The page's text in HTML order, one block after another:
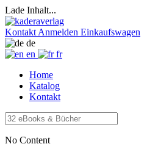
Lade Inhalt...
Kontakt Anmelden Einkaufswagen
de
en
fr
Home
Katalog
Kontakt
No Content